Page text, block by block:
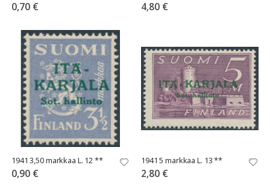
0,70 € 4,80 €
1941 3,50 markkaa L. 12 **
0,90 €
1941 5 markkaa L. 13 **
2,80 €